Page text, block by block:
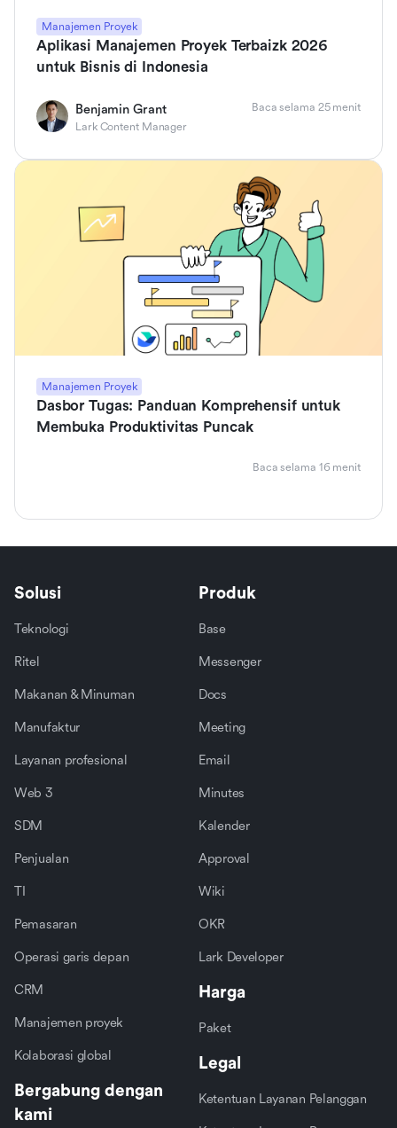
Manajemen Proyek
Aplikasi Manajemen Proyek Terbaizk 2026
untuk Bisnis di Indonesia
Benjamin Grant
Lark Content Manager
Baca selama 25 menit
Manajemen Proyek
Dasbor Tugas: Panduan Komprehensif untuk
Membuka Produktivitas Puncak
Baca selama 16 menit
Solusi
Teknologi
Ritel
Makanan & Minuman
Manufaktur
Layanan profesional
Web 3
SDM
Penjualan
TI
Pemasaran
Operasi garis depan
CRM
Manajemen proyek
Kolaborasi global
Bergabung dengan
kami
Produk
Base
Messenger
Docs
Meeting
Email
Minutes
Kalender
Approval
Wiki
OKR
Lark Developer
Harga
Paket
Legal
Ketentuan Layanan Pelanggan